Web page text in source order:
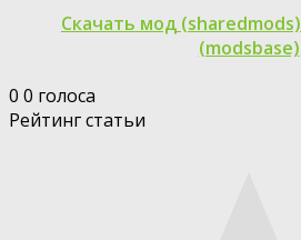
Скачать мод (sharedmods)
(modsbase)
0 0 голоса
Рейтинг статьи